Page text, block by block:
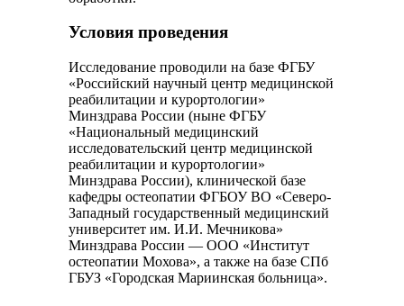
Условия проведения
Исследование проводили на базе ФГБУ
«Российский научный центр медицинской
реабилитации и курортологии»
Минздрава России (ныне ФГБУ
«Национальный медицинский
исследовательский центр медицинской
реабилитации и курортологии»
Минздрава России), клинической базе
кафедры остеопатии ФГБОУ ВО «Северо-
Западный государственный медицинский
университет им. И.И. Мечникова»
Минздрава России — ООО «Институт
остеопатии Мохова», а также на базе СПб
ГБУЗ «Городская Мариинская больница».